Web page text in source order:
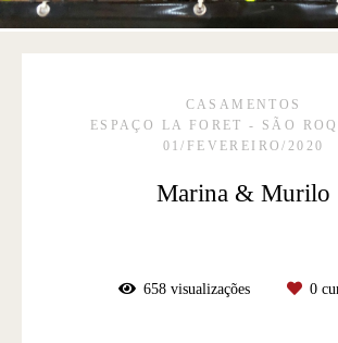
CASAMENTOS
ESPAÇO LA FORET - SÃO
01/FEVEREIRO/2020
Marina & Murilo
658visualizações 0